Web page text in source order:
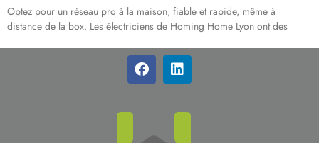
Optez pour un réseau pro à la maison, fiable et rapide, même à
distance de la box. Les électriciens de Homing Home Lyon ont des